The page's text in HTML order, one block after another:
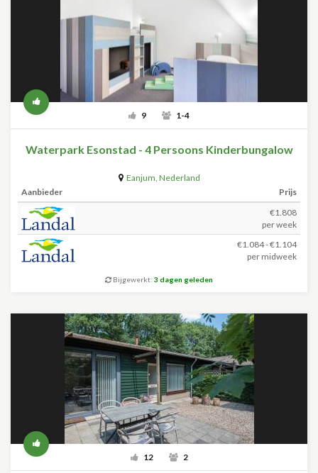
9 1-4
Waterpark Esonstad - 4 Persoons Kinderbungalow
Eanjum, Nederland
Aanbieder
Prijs
€1.808
per week
€1.084 - €1.104
per midweek
Bijgewerkt: 3 dagen geleden
12 2